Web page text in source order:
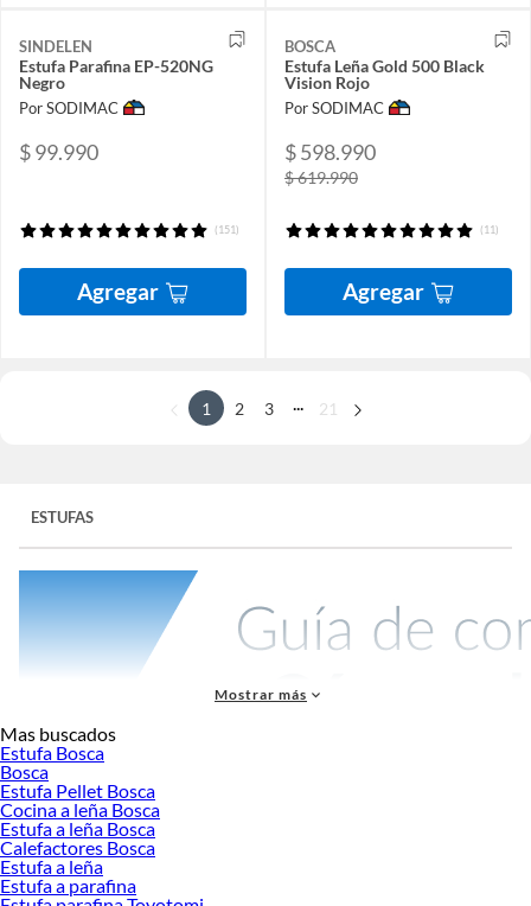
SINDELEN
Estufa Parafina EP-520NG
Negro
Por SODIMAC
$ 99.990
(151)
Agregar
BOSCA
Estufa Leña Gold 500 Black
Vision Rojo
Por SODIMAC
$ 598.990
$ 619.990
(11)
Agregar
1 2 3 21
ESTUFAS
Resumen rápido
Mejor opción según tamaño:
(10-30 m²), estufas a gas o parafina para espacios medianos (30-80 m²),
estufas a pellet o leña para casas grandes (80-160 m²).
Opción más económica de adquirir:
Mostrar más
Mas buscados
Estufa Bosca
Bosca
Estufa Pellet Bosca
Cocina a leña Bosca
Estufa a leña Bosca
Calefactores Bosca
Estufa a leña
Estufa a parafina